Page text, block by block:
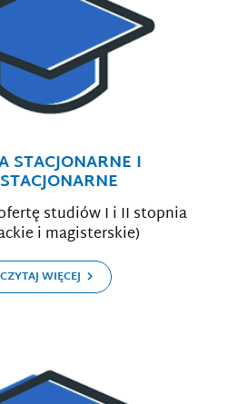
STACJONARNE I
studiów I i II stopnia
i magisterskie)
CZYTAJ WIĘCEJ